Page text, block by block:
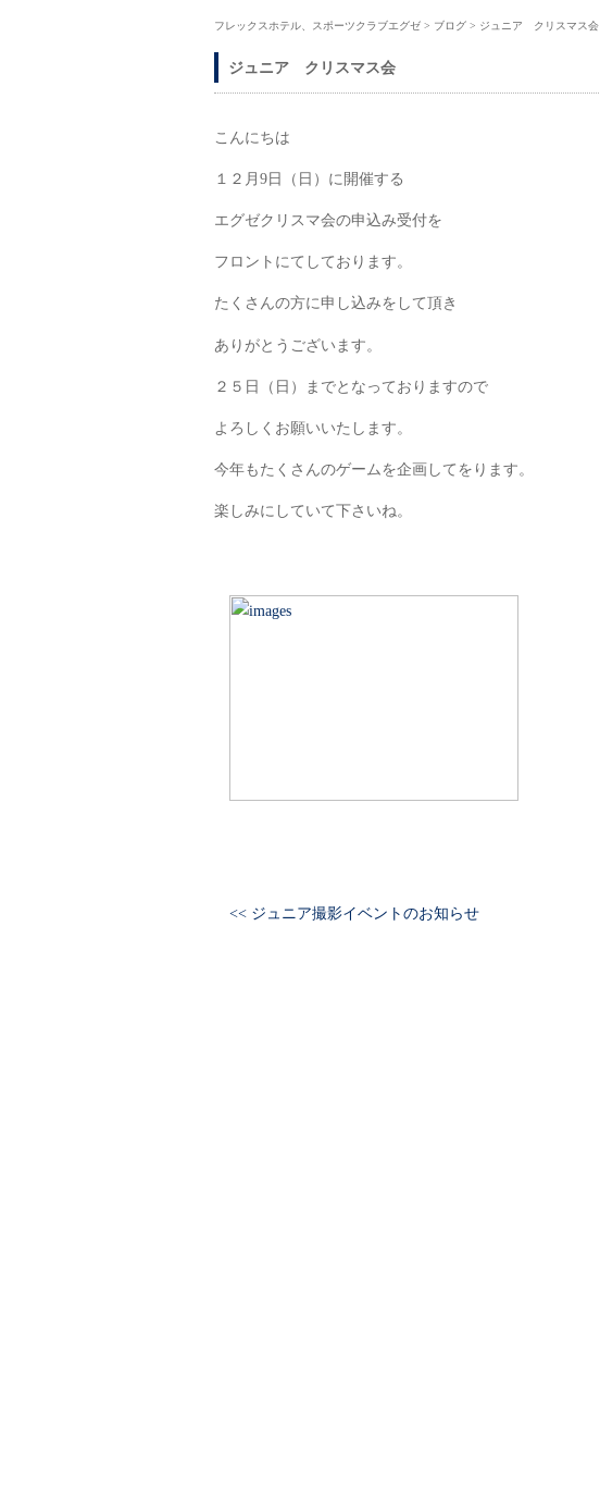
フレックスホテル、スポーツクラブエグゼ > ブログ > ジュニア クリスマス会
ジュニア クリスマス会
こんにちは
１２月9日（日）に開催する
エグゼクリスマ会の申込み受付を
フロントにてしております。
たくさんの方に申し込みをして頂き
ありがとうございます。
２５日（日）までとなっておりますので
よろしくお願いいたします。
今年もたくさんのゲームを企画してをります。
楽しみにしていて下さいね。
<< ジュニア撮影イベントのお知らせ